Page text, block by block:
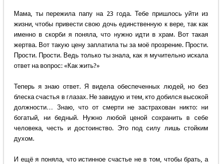
Мама, ты пережила папу на 23 года. Тебе пришлось уйти из
жизни, чтобы привести свою дочь единственную к вере, так как
именно в скорби я поняла, что нужно идти в храм. Вот такая
жертва. Вот такую цену заплатила ты за моё прозрение. Прости.
Прости. Прости. Ведь только ты знала, как я мучительно искала
ответ на вопрос: «Как жить?»
Теперь я знаю ответ. Я видела обеспеченных людей, но без
блеска счастья в глазах. Не завидую и тем, кто добился высокой
должности… Знаю, что от смерти не застрахован никто: ни
богатый, ни бедный. Нужно любой ценой сохранить в себе
человека, честь и достоинство. Это под силу лишь стойким
духом.
И ещё я поняла, что истинное счастье не в том, чтобы брать, а